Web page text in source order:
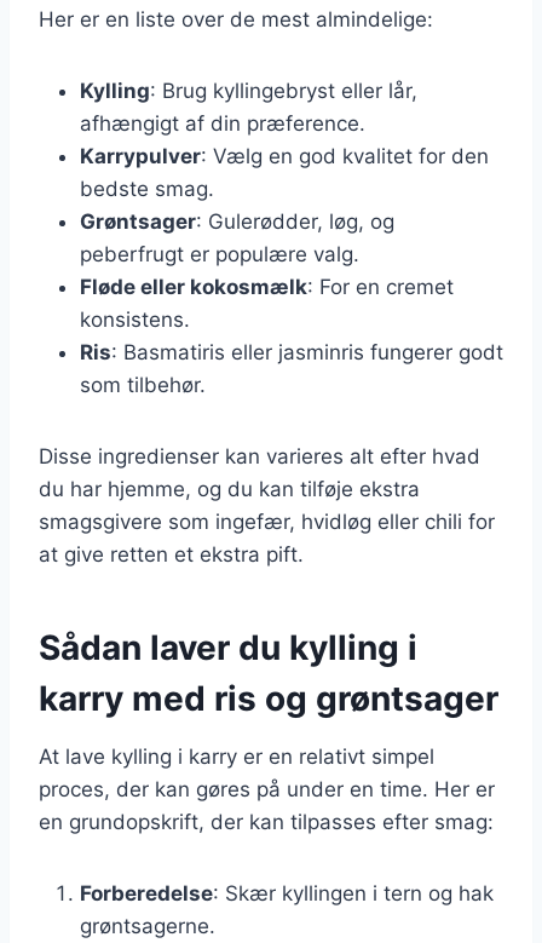
Her er en liste over de mest almindelige:
Kylling: Brug kyllingebryst eller lår,
afhængigt af din præference.
Karrypulver: Vælg en god kvalitet for den
bedste smag.
Grøntsager: Gulerødder, løg, og
peberfrugt er populære valg.
Fløde eller kokosmælk: For en cremet
konsistens.
Ris: Basmatiris eller jasminris fungerer godt
som tilbehør.
Disse ingredienser kan varieres alt efter hvad
du har hjemme, og du kan tilføje ekstra
smagsgivere som ingefær, hvidløg eller chili for
at give retten et ekstra pift.
Sådan laver du kylling i
karry med ris og grøntsager
At lave kylling i karry er en relativt simpel
proces, der kan gøres på under en time. Her er
en grundopskrift, der kan tilpasses efter smag:
Forberedelse: Skær kyllingen i tern og hak
grøntsagerne.